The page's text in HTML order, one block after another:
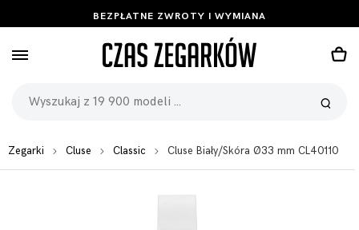
BEZPŁATNE ZWROTY I WYMIANA
Zegarki Cluse Classic Cluse Biały/Skóra Ø33 mm CL40110